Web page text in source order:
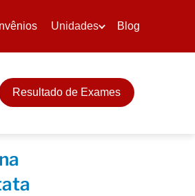
Unidades Blog
Resultado de Exames